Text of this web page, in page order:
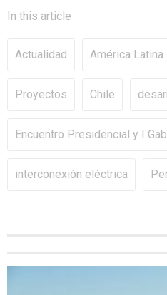
In this article
Actualidad América Latina
Proyectos Chile
Encuentro Presidencial y I
interconexión eléctrica